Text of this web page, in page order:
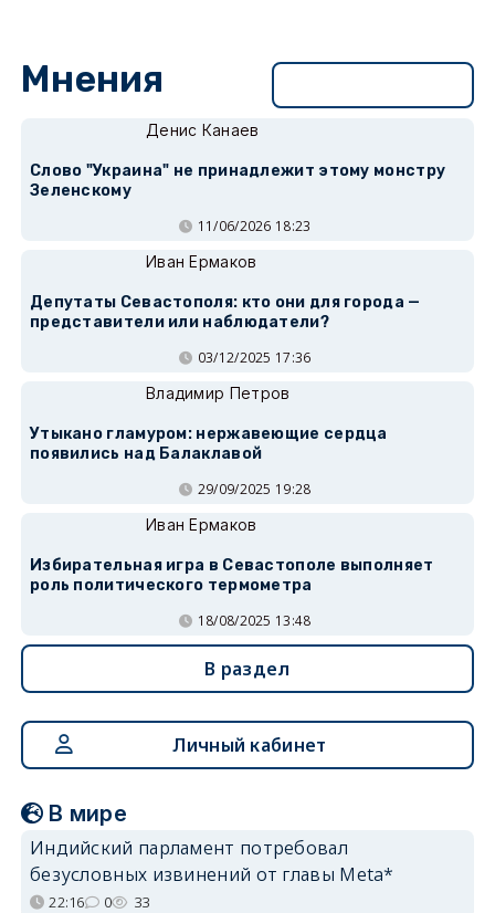
Мнения
Денис Канаев
Слово "Украина" не принадлежит этому монстру
Зеленскому
11/06/2026 18:23
Иван Ермаков
Депутаты Севастополя: кто они для города —
представители или наблюдатели?
03/12/2025 17:36
Владимир Петров
Утыкано гламуром: нержавеющие сердца
появились над Балаклавой
29/09/2025 19:28
Иван Ермаков
Избирательная игра в Севастополе выполняет
роль политического термометра
18/08/2025 13:48
В раздел
Личный кабинет
В мире
Индийский парламент потребовал
безусловных извинений от главы Meta*
22:16 0 33